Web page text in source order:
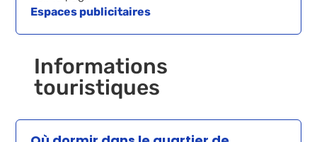
Espaces publicitaires
Informations
touristiques